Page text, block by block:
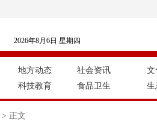
2026年8月6日 星期四
地方动态
社会资讯
科技教育 食品卫生
文
生
> 正文